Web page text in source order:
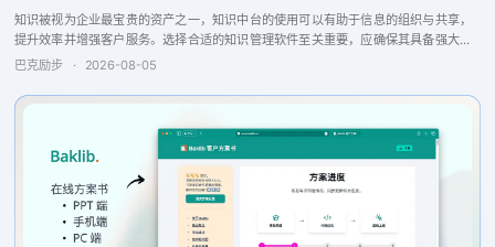
知识被视为企业最宝贵的资产之一，知识中台的使用可以有助于信息的组织与共享，
提升效率并增强客户服务。选择合适的知识管理软件至关重要，应确保其具备强大的
搜索引擎、问答引擎以及报告分析和反馈功能，这些特点将提升团队的协作与生产
巴克励步 · 2026-08-05